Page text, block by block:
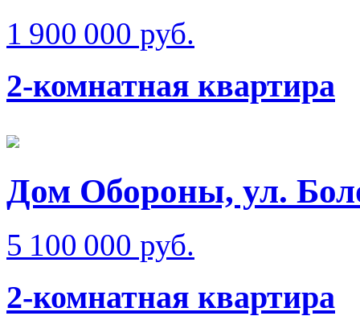
1 900 000 руб.
2-комнатная квартира
Дом Обороны, ул.
5 100 000 руб.
2-комнатная квартира